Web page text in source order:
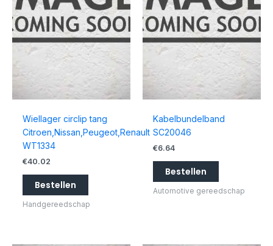
Wiellager circlip tang
Citroen,Nissan,Peugeot,Renault
WT1334
€40.02
Bestellen
Handgereedschap
Kabelbundelband
SC20046
€6.64
Bestellen
Automotive gereedschap